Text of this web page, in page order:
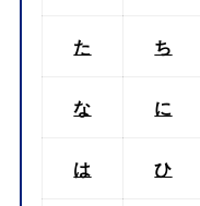
た ち
な に
は ひ